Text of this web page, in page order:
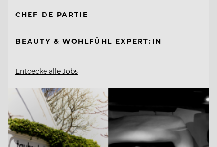
CHEF DE PARTIE
BEAUTY & WOHLFÜHL EXPERT:IN
Entdecke alle Jobs